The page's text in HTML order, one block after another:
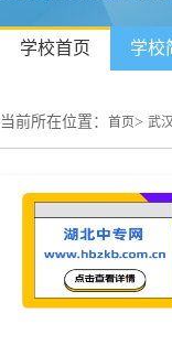
学校首页 学校
当前所在位置： 首页> 武